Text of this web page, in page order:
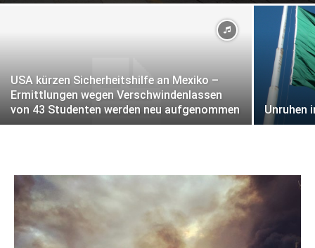
USA kürzen Sicherheitshilfe an Mexiko –
Ermittlungen wegen Verschwindenlassen
von 43 Studenten werden neu aufgenommen
Unruhen